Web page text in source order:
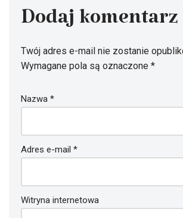
Dodaj komentarz
Twój adres e-mail nie zostanie
Wymagane pola są oznaczone *
Nazwa *
Adres e-mail *
Witryna internetowa